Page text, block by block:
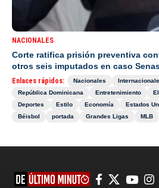
NACIONALES
Corte ratifica prisión preventiva
otros seis imputados en caso
Enlaces rápidos: Nacionales
República Dominicana
Entretenimiento
Deportes
Estilo Economía Estados
Béisbol
portada Grandes Ligas MLB